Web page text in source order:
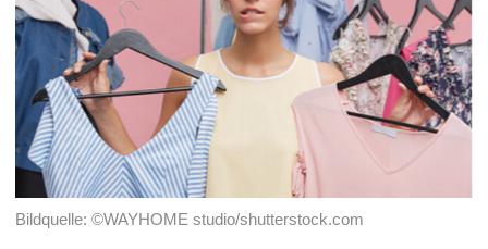
Bildquelle: ©WAYHOME studio/shutterstock.com